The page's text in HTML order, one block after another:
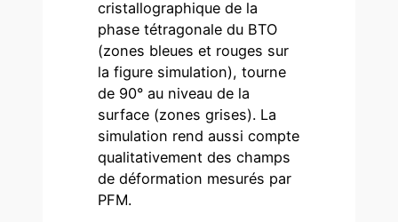
cristallographique de la
phase tétragonale du BTO
(zones bleues et rouges sur
la figure simulation), tourne
de 90° au niveau de la
surface (zones grises). La
simulation rend aussi compte
qualitativement des champs
de déformation mesurés par
PFM.